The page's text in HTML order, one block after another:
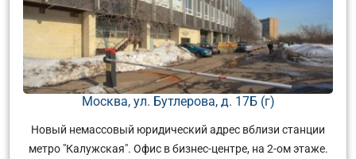
Москва, ул. Бутлерова, д. 17Б (г)
Новый немассовый юридический адрес вблизи станции
метро "Калужская". Офис в бизнес-центре, на 2-ом этаже.